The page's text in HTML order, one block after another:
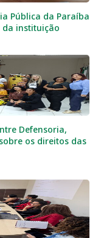
Pública da Paraíba
instituição
Defensoria,
os direitos das